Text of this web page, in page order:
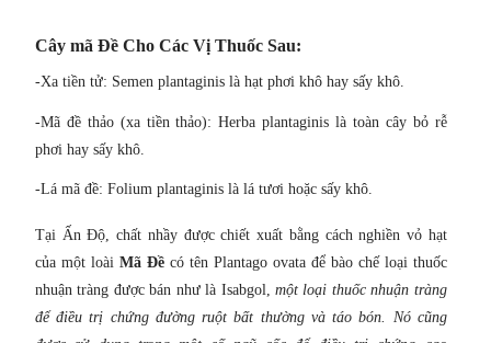
Cây mã Đề Cho Các Vị Thuốc Sau:
-Xa tiền tử: Semen plantaginis là hạt phơi khô hay sấy khô.
-Mã đề thảo (xa tiền thảo): Herba plantaginis là toàn cây bỏ rễ
phơi hay sấy khô.
-Lá mã đề: Folium plantaginis là lá tươi hoặc sấy khô.
Tại Ấn Độ, chất nhầy được chiết xuất bằng cách nghiền vỏ hạt
của một loàiMã Đềcó tên Plantago ovata để bào chế loại thuốc
nhuận tràng được bán như là Isabgol, một loại thuốc nhuận tràng
để điều trị chứng đường ruột bất thường và táo bón. Nó cũng